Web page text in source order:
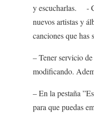
y escucharlas. -
nuevos artistas y
canciones que has
– Tener servicio
modificando.
– En la pestaña
para que puedas